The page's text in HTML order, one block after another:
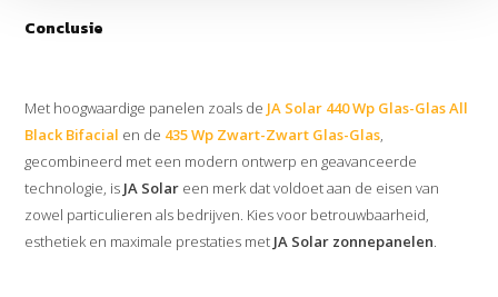
Conclusie
Met hoogwaardige panelen zoals de JA Solar 440 Wp Glas-Glas All
Black Bifacial en de 435 Wp Zwart-Zwart Glas-Glas,
gecombineerd met een modern ontwerp en geavanceerde
technologie, is JA Solar een merk dat voldoet aan de eisen van
zowel particulieren als bedrijven. Kies voor betrouwbaarheid,
esthetiek en maximale prestaties met JA Solar zonnepanelen.